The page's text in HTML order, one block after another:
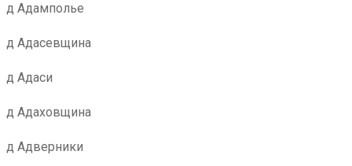
д Адамполье
д Адасевщина
д Адаси
д Адаховщина
д Адверники